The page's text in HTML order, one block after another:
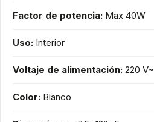
Factor de potencia: Max 40W
Uso: Interior
Voltaje de alimentación: 220 V~
Color: Blanco